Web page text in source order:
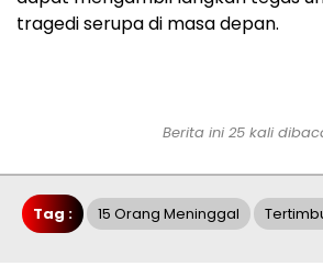
tragedi serupa di masa depan.
Berita ini 25 kali
Tag : 15 Orang Meninggal